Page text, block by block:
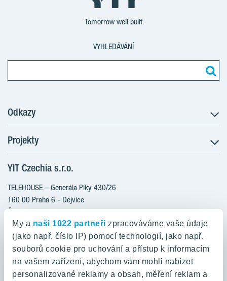
My a naši 1022 partneři zpracováváme vaše údaje
(jako např. číslo IP) pomocí technologií, jako např.
souborů cookie pro uchování a přístup k informacím
na vašem zařízení, abychom vám mohli nabízet
personalizované reklamy a obsah, měření reklam a
Tomorrow well built
VYHLEDÁVÁNÍ
Odkazy
Postup koupě
Klientské změny
Aktuality
Blog
Kariéra
O nás
YIT PLUS
Projekty
RANTA Barrandov III
RANTA Barrandov IV
TOIVO Roztyly II
KALEVALA
VIRTA Kladno
KATTILA Kamýk
YIT Czechia s.r.o.
TELEHOUSE – Generála Píky 430/26
160 00 Praha 6 - Dejvice
Česká republika
800 200 666
domov@yit.cz